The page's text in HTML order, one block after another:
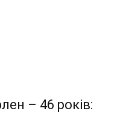
– 46 років: